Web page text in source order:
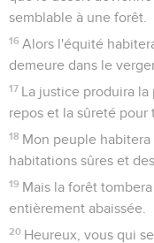
semblable à une forêt.
16 Alors l'équité
demeure dans le
17 La justice produira
repos et la sûreté pour
18 Mon peuple
habitations sûres et
19 Mais la forêt
entièrement abaissée.
20 Heureux, vous qui